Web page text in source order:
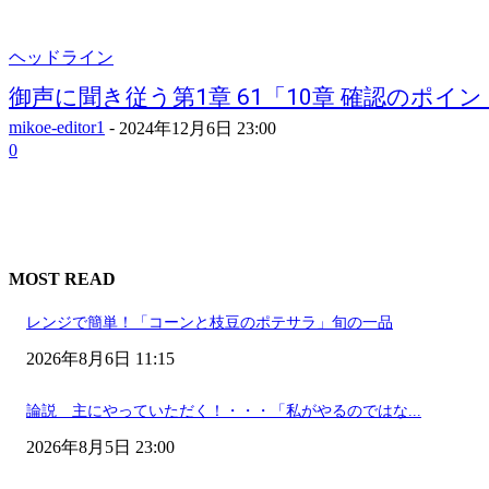
ヘッドライン
御声に聞き従う第1章 61「10章 確認のポイン
mikoe-editor1 - 2024年12月6日 23:00
0
MOST READ
レンジで簡単！「コーンと枝豆のポテサラ」旬の一品
2026年8月6日 11:15
論説 主にやっていただく！・・・「私がやるのではな...
2026年8月5日 23:00